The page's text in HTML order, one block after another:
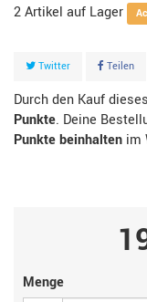
2Artikel
Twitter Teilen
Durch den Kauf
Punkte. Deine
Punkte beinhalten im
Menge